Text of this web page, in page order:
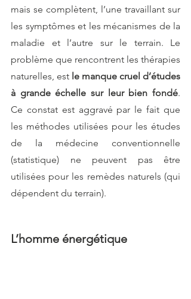
mais se complètent, l’une travaillant sur
les symptômes et les mécanismes de la
maladie et l’autre sur le terrain. Le
problème que rencontrent les thérapies
naturelles, est le manque cruel d’études
à grande échelle sur leur bien fondé.
Ce constat est aggravé par le fait que
les méthodes utilisées pour les études
de la médecine conventionnelle
(statistique) ne peuvent pas être
utilisées pour les remèdes naturels (qui
dépendent du terrain).
L’homme énergétique